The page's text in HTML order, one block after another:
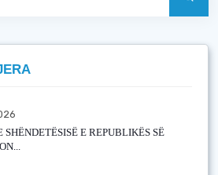
SHËNDETËSISË E REPUBLIKËS SË